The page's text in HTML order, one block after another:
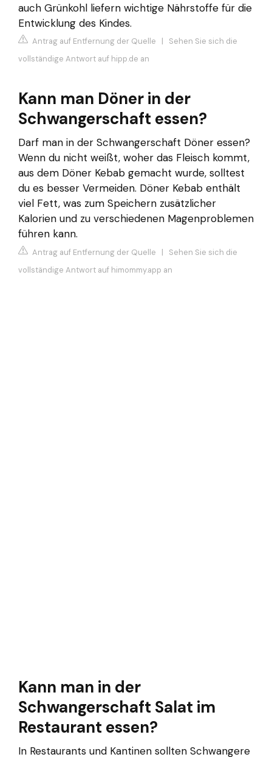
auch Grünkohl liefern wichtige Nährstoffe für die
Entwicklung des Kindes.
Antrag auf Entfernung der Quelle | Sehen Sie sich die
vollständige Antwort auf hipp.de an
Kann man Döner in der
Schwangerschaft essen?
Darf man in der Schwangerschaft Döner essen?
Wenn du nicht weißt, woher das Fleisch kommt,
aus dem Döner Kebab gemacht wurde, solltest
du es besser Vermeiden. Döner Kebab enthält
viel Fett, was zum Speichern zusätzlicher
Kalorien und zu verschiedenen Magenproblemen
führen kann.
Antrag auf Entfernung der Quelle | Sehen Sie sich die
vollständige Antwort auf himommy.app an
Kann man in der
Schwangerschaft Salat im
Restaurant essen?
In Restaurants und Kantinen sollten Schwangere